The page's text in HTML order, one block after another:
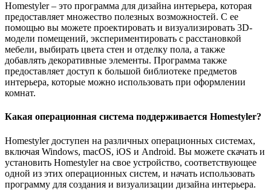
Homestyler – это программа для дизайна интерьера, которая
предоставляет множество полезных возможностей. С ее
помощью вы можете проектировать и визуализировать 3D-
модели помещений, экспериментировать с расстановкой
мебели, выбирать цвета стен и отделку пола, а также
добавлять декоративные элементы. Программа также
предоставляет доступ к большой библиотеке предметов
интерьера, которые можно использовать при оформлении
комнат.
Какая операционная система поддерживается Homestyler?
Homestyler доступен на различных операционных системах,
включая Windows, macOS, iOS и Android. Вы можете скачать и
установить Homestyler на свое устройство, соответствующее
одной из этих операционных систем, и начать использовать
программу для создания и визуализации дизайна интерьера.